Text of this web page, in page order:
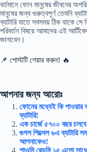
বর্তমানে ফোন মানুষের জীবনের
মানুষের জন্য গুরুত্বপূর্ণ তেমনি
ব্যাটারি যাতে সবসময় ঠিক থাকে সে
পরিবর্তন বিষয়ে আমাদের এই
জানাবেন।
📌 পোস্টটি শেয়ার করুন! 🔥
আপনার জন্য আরোঃ
ফোনের মধ্যেই কি পাওয়ার
ব্যাটারি!
এক চার্জে ৫৭০০ বছর চলবে
গুগল পিক্সেল ৬এ ব্যাটারি
আপনাকেও!